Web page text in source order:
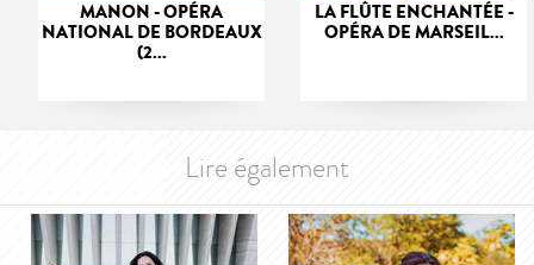
MANON - OPÉRA
NATIONAL DE BORDEAUX
(2...
LA FLÛTE ENCHANTÉE -
OPÉRA DE MARSEIL...
Lire également